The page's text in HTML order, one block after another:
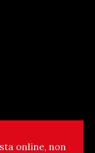
online, non